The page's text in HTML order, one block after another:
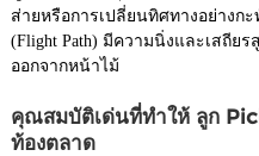
ส่ายหรือการเปลี่ยนทิศทางอย่างก
(Flight Path) มีความนิ่งและเสถี
ออกจากหน้าไม้
คุณสมบัติเด่นที่ทำให้ ลูก
ท้องตลาด